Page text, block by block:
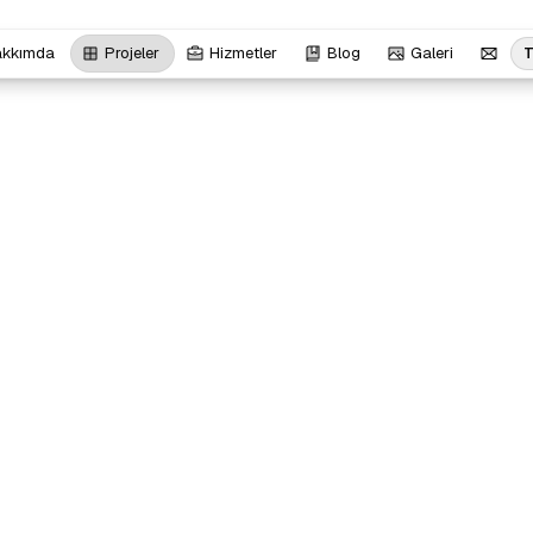
Projeler Hizmetler Blog Galeri